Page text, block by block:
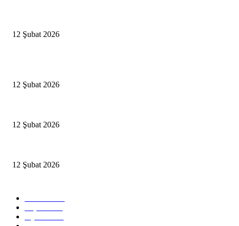
12 Şubat 2026
12 Şubat 2026
12 Şubat 2026
12 Şubat 2026